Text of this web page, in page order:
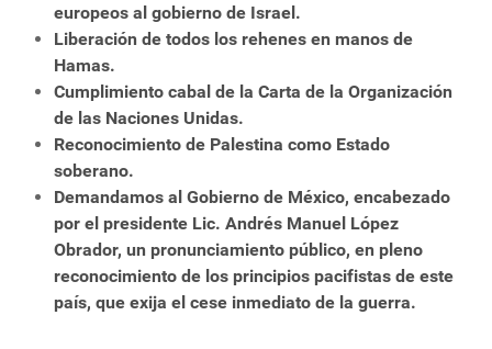
europeos al gobierno de Israel.
Liberación de todos los rehenes en manos de
Hamas.
Cumplimiento cabal de la Carta de la Organización
de las Naciones Unidas.
Reconocimiento de Palestina como Estado
soberano.
Demandamos al Gobierno de México, encabezado
por el presidente Lic. Andrés Manuel López
Obrador, un pronunciamiento público, en pleno
reconocimiento de los principios pacifistas de este
país, que exija el cese inmediato de la guerra.